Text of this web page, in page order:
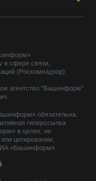
в сфере связи,
(Роскомнадзор),
агентство "Башинформ"
обязательна.
гиперссылка
в целях, не
цитировании,
ИА «Башинформ».